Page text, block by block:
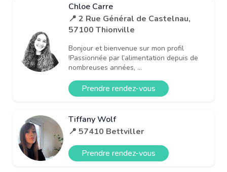
Chloe Carre
📍 2 Rue Général de Castelnau,
57100 Thionville
Bonjour et bienvenue sur mon profil
!Passionnée par l’alimentation depuis de
nombreuses années, ...
Prendre rendez-vous
Tiffany Wolf
📍 57410 Bettviller
Prendre rendez-vous